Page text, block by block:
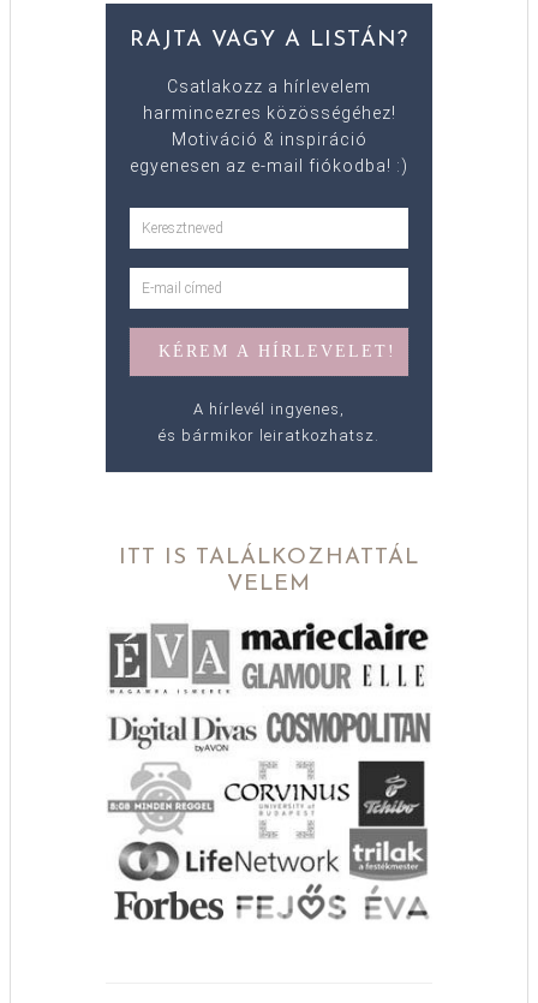
RAJTA VAGY A LISTÁN?
Csatlakozz a hírlevelem
harmincezres közösségéhez!
Motiváció & inspiráció
egyenesen az e-mail fiókodba! :)
A hírlevél ingyenes,
és bármikor leiratkozhatsz.
ITT IS TALÁLKOZHATTÁL
VELEM